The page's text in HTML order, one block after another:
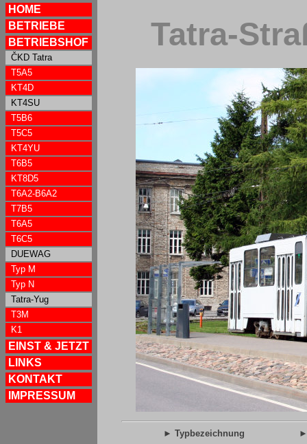
HOME
BETRIEBE
BETRIEBSHOF
ČKD Tatra
T5A5
KT4D
KT4SU
T5B6
T5C5
KT4YU
T6B5
KT8D5
T6A2-B6A2
T7B5
T6A5
T6C5
DUEWAG
Typ M
Typ N
Tatra-Yug
T3M
K1
EINST & JETZT
LINKS
KONTAKT
IMPRESSUM
Tatra-
► Typbezeichnung ►